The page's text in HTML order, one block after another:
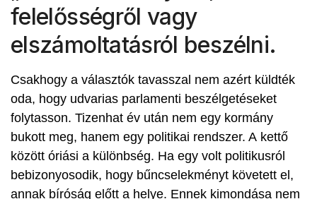
felelősségről vagy
elszámoltatásról beszélni.
Csakhogy a választók tavasszal nem azért küldték
oda, hogy udvarias parlamenti beszélgetéseket
folytasson. Tizenhat év után nem egy kormány
bukott meg, hanem egy politikai rendszer. A kettő
között óriási a különbség. Ha egy volt politikusról
bebizonyosodik, hogy bűncselekményt követett el,
annak bíróság előtt a helye. Ennek kimondása nem